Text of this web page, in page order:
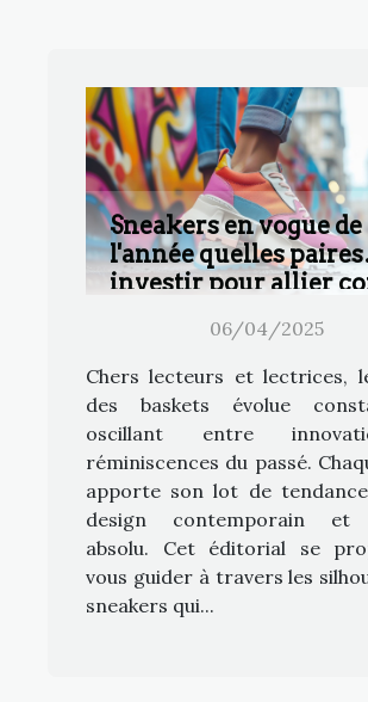
Sneakers en vogue de
l'année quelles paires
investir pour allier
06/04/2025
Chers lecteurs et lectrices,
des baskets évolue
oscillant entre
réminiscences du passé.
apporte son lot de
design contemporain et
absolu. Cet éditorial se
vous guider à travers les
sneakers qui...